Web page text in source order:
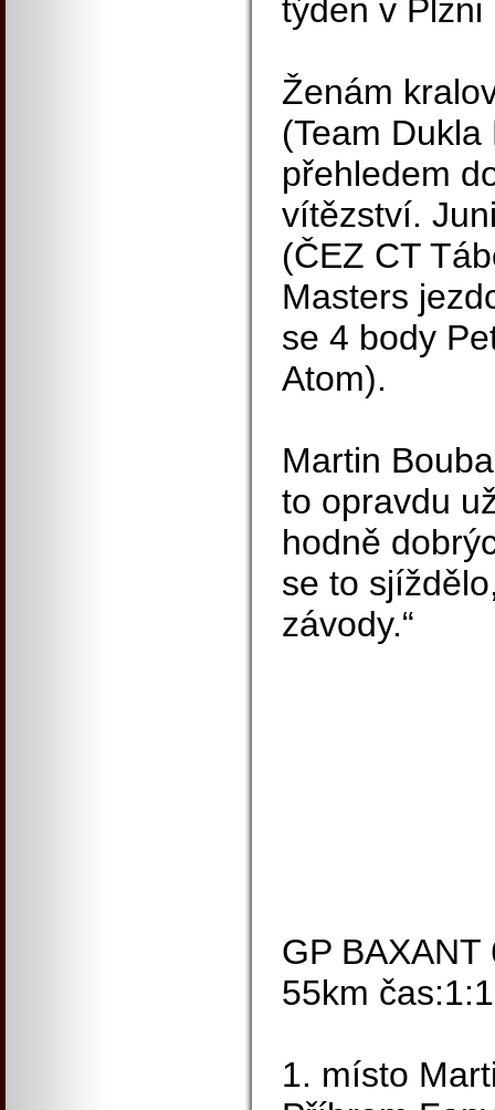
týden v Plzni
Ženám
(Team
přehledem
vítězství.
(ČEZ CT
Masters
se 4 body
Atom).
Martin
to opravdu
hodně
se to
závody.“
GP
55km
1. místo